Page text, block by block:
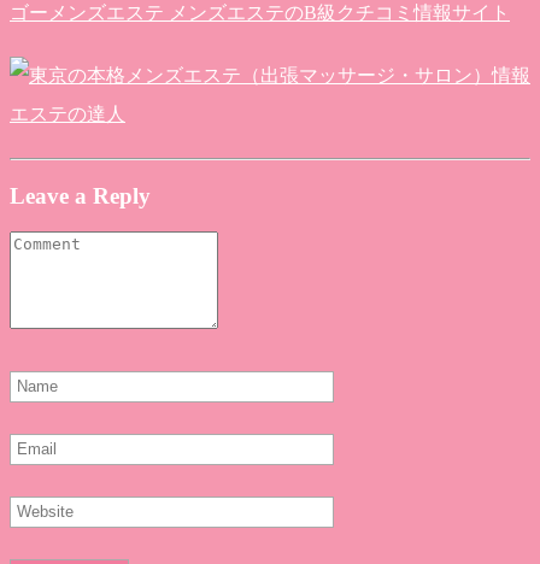
ゴーメンズエステ メンズエステのB級クチコミ情報サイト
Leave a Reply